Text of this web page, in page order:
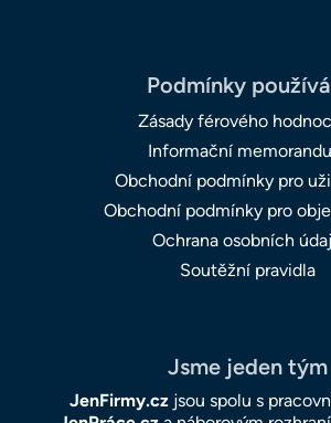
Podmínky
Zásady férového
Informační
Obchodní podmínky pro
Obchodní podmínky pro
Ochrana osobních
Soutěžní pravidla
Jsme jeden tým
JenFirmy.czjsou spolu s